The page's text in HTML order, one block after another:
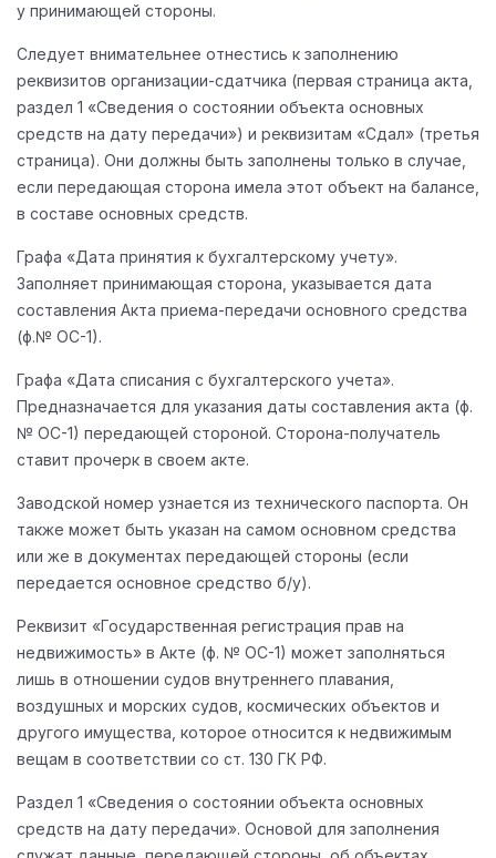
у принимающей стороны.
Следует внимательнее отнестись к заполнению
реквизитов организации-сдатчика (первая страница акта,
раздел 1 «Сведения о состоянии объекта основных
средств на дату передачи») и реквизитам «Сдал» (третья
страница). Они должны быть заполнены только в случае,
если передающая сторона имела этот объект на балансе,
в составе основных средств.
Графа «Дата принятия к бухгалтерскому учету».
Заполняет принимающая сторона, указывается дата
составления Акта приема-передачи основного средства
(ф.№ ОС-1).
Графа «Дата списания с бухгалтерского учета».
Предназначается для указания даты составления акта (ф.
№ ОС-1) передающей стороной. Сторона-получатель
ставит прочерк в своем акте.
Заводской номер узнается из технического паспорта. Он
также может быть указан на самом основном средства
или же в документах передающей стороны (если
передается основное средство б/у).
Реквизит «Государственная регистрация прав на
недвижимость» в Акте (ф. № ОС-1) может заполняться
лишь в отношении судов внутреннего плавания,
воздушных и морских судов, космических объектов и
другого имущества, которое относится к недвижимым
вещам в соответствии со ст. 130 ГК РФ.
Раздел 1 «Сведения о состоянии объекта основных
средств на дату передачи». Основой для заполнения